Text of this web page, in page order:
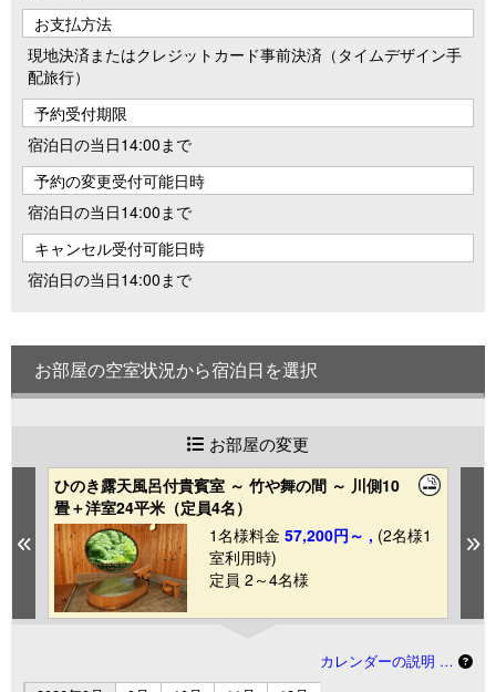
お支払方法
現地決済またはクレジットカード事前決済（タイムデザイン手
配旅行）
予約受付期限
宿泊日の当日14:00まで
予約の変更受付可能日時
宿泊日の当日14:00まで
キャンセル受付可能日時
宿泊日の当日14:00まで
お部屋の空室状況から宿泊日を選択
お部屋の変更
Previous
ひのき露天風呂付貴賓室 ～ 竹や舞の間 ～ 川側10
畳＋洋室24平米（定員4名）
1名様料金 57,200円～ , (2名様1
室利用時)
定員 2～4名様
カレンダーの説明 …